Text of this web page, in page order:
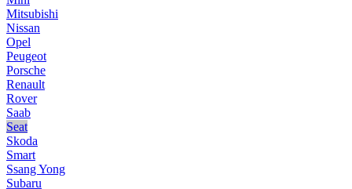
Mitsubishi
Nissan
Opel
Peugeot
Porsche
Renault
Rover
Saab
Seat
Skoda
Smart
Ssang Yong
Subaru